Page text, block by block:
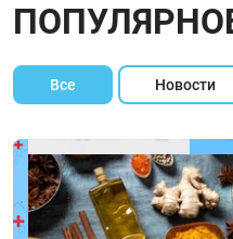
Все Новости